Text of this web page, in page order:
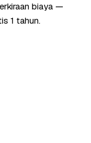
biaya —
1 tahun.